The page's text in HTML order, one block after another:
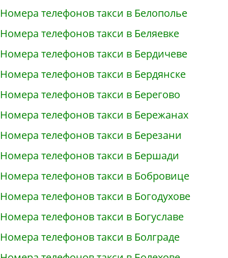
Номера телефонов такси в Белополье
Номера телефонов такси в Беляевке
Номера телефонов такси в Бердичеве
Номера телефонов такси в Бердянске
Номера телефонов такси в Берегово
Номера телефонов такси в Бережанах
Номера телефонов такси в Березани
Номера телефонов такси в Бершади
Номера телефонов такси в Бобровице
Номера телефонов такси в Богодухове
Номера телефонов такси в Богуславе
Номера телефонов такси в Болграде